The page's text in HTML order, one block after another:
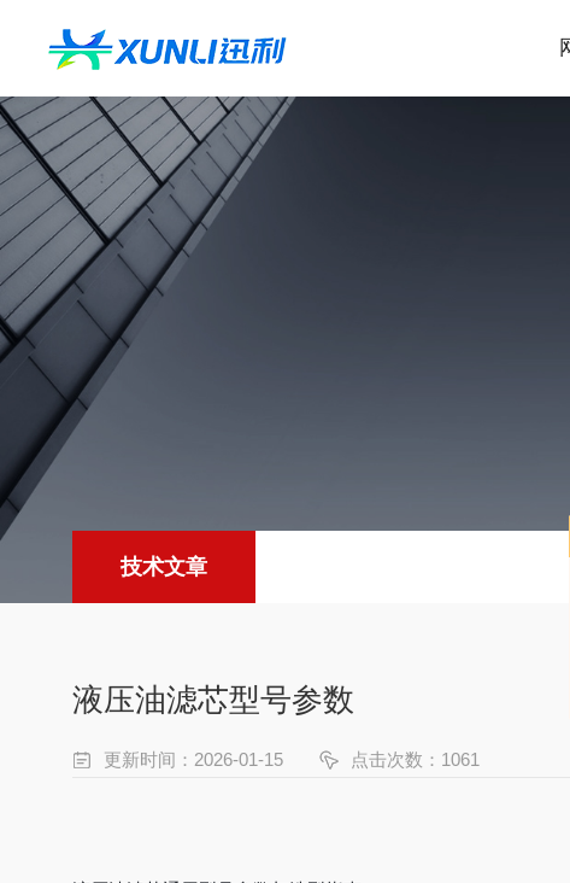
技术文章
液压油滤芯型号参数
更新时间：2026-01-15 点击次数：1061